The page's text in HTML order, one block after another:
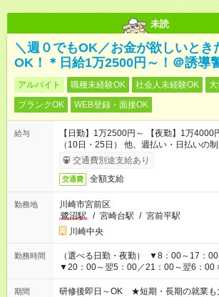
未読
＼週０でもOK／お金が欲しいとき
OK！＊日給1万2500円～！＠誘導
アルバイト 職種未経験OK 社会人未経験OK
ブランクOK
WEB登録・面接OK
給与
【日勤】1万2500円～ 【夜勤】1万
（10日・25日） 他、週払い・日払いの
＃日収1万円以上
交通費別途支給あり
交通費 全額支給
勤務地
川崎市宮前区
鷺沼駅
/ 宮崎台駅 / 宮前平駅
川崎中央
勤務時間
（選べる日勤・夜勤） ▼8：00～17：
▼20：00～翌5：00／21：00～翌6：00
期間 研修後即日～OK ★短期・長期の就業も